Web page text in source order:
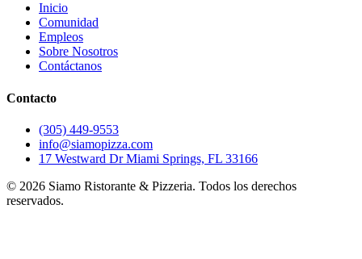
Inicio
Comunidad
Empleos
Sobre Nosotros
Contáctanos
Contacto
(305) 449-9553
info@siamopizza.com
17 Westward Dr Miami Springs, FL 33166
© 2026 Siamo Ristorante & Pizzeria. Todos los derechos
reservados.